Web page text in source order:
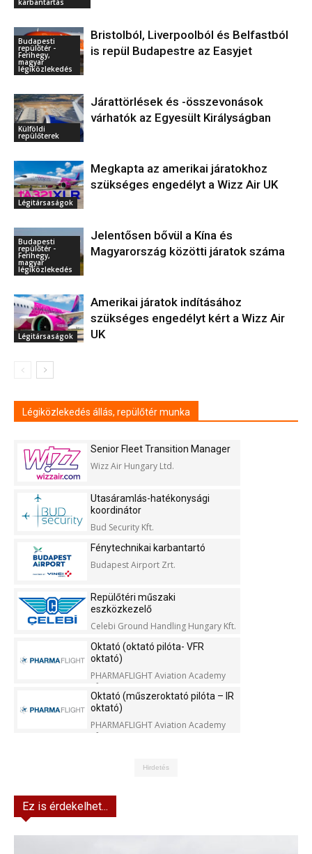
Budapesti
repülőtér -
Ferihegy,
magyar
légiközlekedés
Bristolból, Liverpoolból és Belfastból
is repül Budapestre az Easyjet
Külföldi
repülőterek
Járattörlések és -összevonások
várhatók az Egyesült Királyságban
Légitársaságok
Megkapta az amerikai járatokhoz
szükséges engedélyt a Wizz Air UK
Budapesti
repülőtér -
Ferihegy,
magyar
légiközlekedés
Jelentősen bővül a Kína és
Magyarország közötti járatok száma
Légitársaságok
Amerikai járatok indításához
szükséges engedélyt kért a Wizz Air
UK
Légiközlekedés állás, repülőtér munka
Senior Fleet Transition Manager
Wizz Air Hungary Ltd.
Utasáramlás-hatékonysági
koordinátor
Bud Security Kft.
Fénytechnikai karbantartó
Budapest Airport Zrt.
Repülőtéri műszaki
eszközkezelő
Celebi Ground Handling Hungary Kft.
Oktató (oktató pilóta- VFR
oktató)
PHARMAFLIGHT Aviation Academy
Kft.
Oktató (műszeroktató pilóta – IR
oktató)
PHARMAFLIGHT Aviation Academy
Kft.
Hirdetés
Ez is érdekelhet...